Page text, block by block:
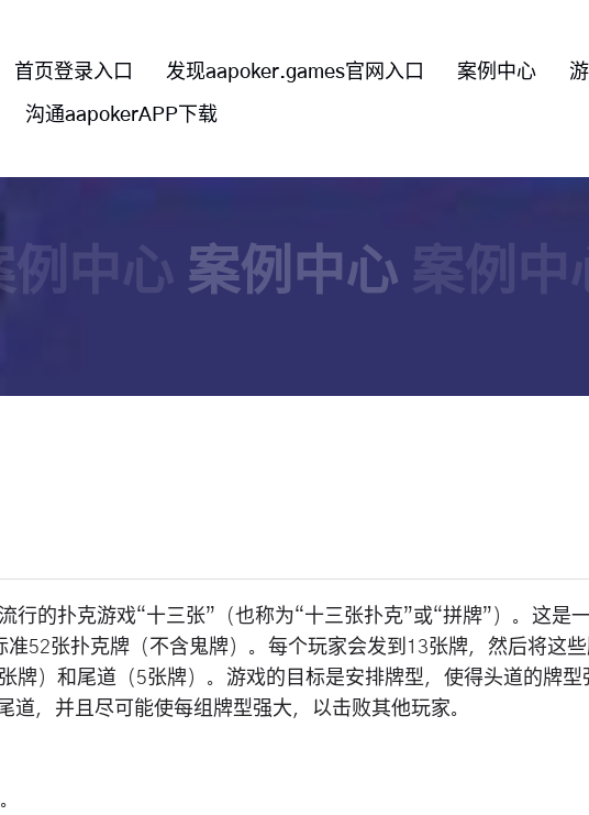
首页登录入口 发现aapoker.games官网入口 案例中心
沟通aapokerAPP下载
中心 案例中心
行的扑克游戏“十三张”（也称为“十三张扑克”或“拼牌”）。这是
52张扑克牌（不含鬼牌）。每个玩家会发到13张牌，然后将这
牌）和尾道（5张牌）。游戏的目标是安排牌型，使得头道的牌型
道，并且尽可能使每组牌型强大，以击败其他玩家。